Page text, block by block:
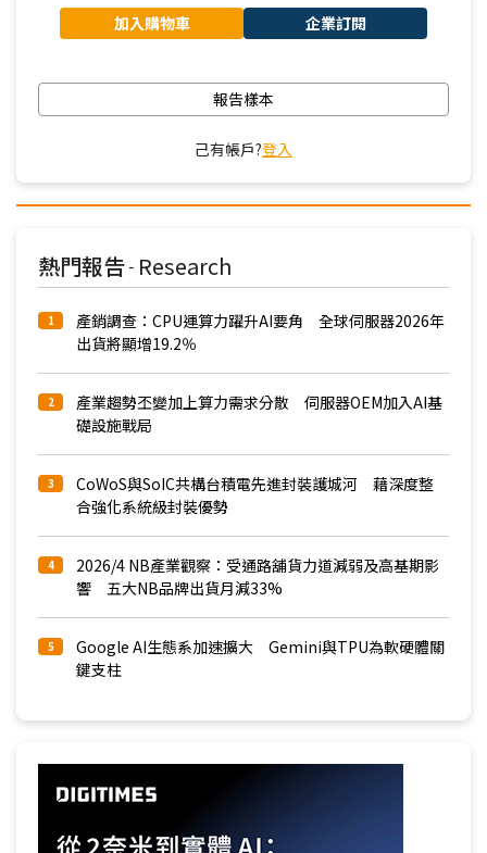
加入購物車 企業訂閱
報告樣本
己有帳戶?登入
熱門報告 - Research
1
產銷調查：CPU運算力躍升AI要角 全球伺服器2026年
出貨將顯增19.2％
2
產業趨勢丕變加上算力需求分散 伺服器OEM加入AI基
礎設施戰局
3
CoWoS與SoIC共構台積電先進封裝護城河 藉深度整
合強化系統級封裝優勢
4
2026/4 NB產業觀察：受通路舖貨力道減弱及高基期影
響 五大NB品牌出貨月減33%
5
Google AI生態系加速擴大 Gemini與TPU為軟硬體關
鍵支柱